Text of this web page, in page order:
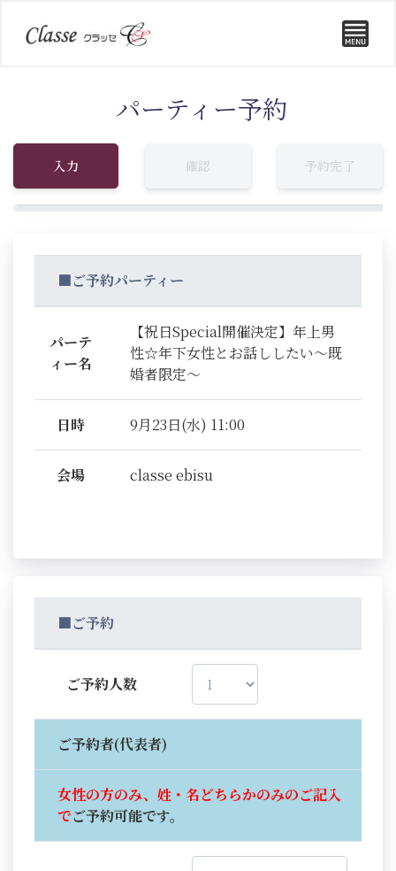
パーティー予約
入力 確認 予約完了
■ご予約パーティー
パーテ
ィー名
【祝日Special開催決定】年上男
性☆年下女性とお話ししたい～既
婚者限定～
日時 9月23日(水) 11:00
会場 classe ebisu
■ご予約
ご予約人数
ご予約者(代表者)
女性の方のみ、姓・名どちらかのみのご記入
でご予約可能です。